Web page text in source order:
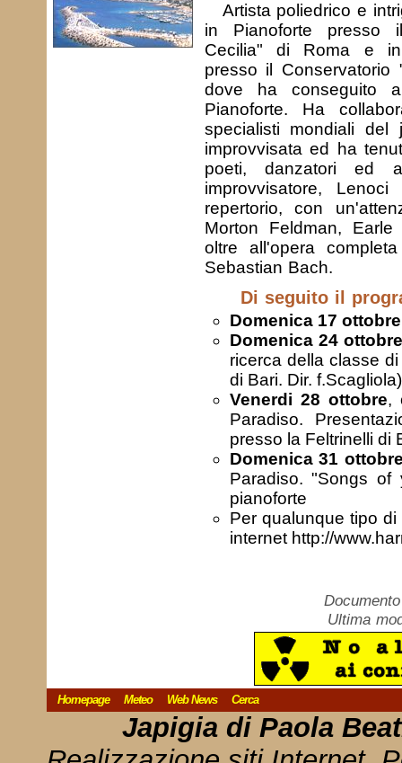
Artista poliedrico e
in Pianoforte presso
Cecilia" di Roma e in
presso il
dove ha conseguito
Pianoforte. Ha
specialisti mondiali
improvvisata ed ha
poeti, danzatori ed
improvvisatore,
repertorio, con
Morton Feldman,
oltre all'opera
Sebastian Bach.
Di seguito il
Domenica 17 ottobre
Domenica24
ricerca della classe
di Bari. Dir. f.Scagliola)
Venerdi 28 ottobre,
Paradiso.
presso la Feltrinelli di
Domenica 31
Paradiso. "Songs
pianoforte
Per qualunque tipo
internet http://
Ultima
Homepage Meteo Web News Cerca
Japigia di Paola